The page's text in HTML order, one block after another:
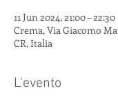
11 Jun 2024, 21:00 – 22:30
Crema, Via Giacomo
CR, Italia
L'evento